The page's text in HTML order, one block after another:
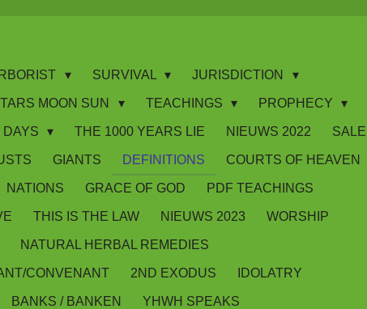
SURVIVAL JURISDICTION
MOON SUN TEACHINGS PROPHECY
DAYS THE 1000 YEARS LIE NIEUWS 2022 SALE
GIANTS DEFINITIONS COURTS OF HEAVEN
NATIONS GRACE OF GOD PDF TEACHINGS
THIS IS THE LAW NIEUWS 2023 WORSHIP
NATURAL HERBAL REMEDIES
CONVENANT 2ND EXODUS IDOLATRY
BANKS / BANKEN YHWH SPEAKS